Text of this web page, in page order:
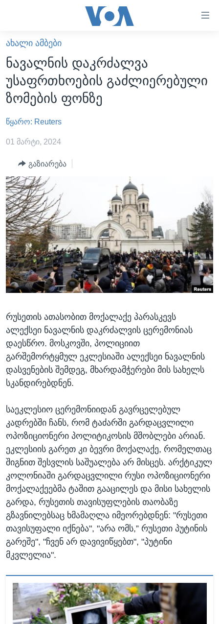
ხელმისაწვდომობისთვის
გადადით
მთავარზე
გადადით
მთავარ
ნავიგაციაზე
გადადით
ძიებაზე
ᲐᲮᲐᲚᲘ ᲐᲛᲑᲔᲑᲘ
ᲡᲐᲥᲐᲠᲗᲕᲔᲚᲝ
ᲐᲨᲨ
ᲐᲨᲨ-ᲘᲡ ᲐᲠᲩᲔᲕᲜᲔᲑᲘ 2024
ᲛᲡᲝᲤᲚᲘᲝ
ᲕᲘᲓᲔᲝᲔᲑᲘ
ᲒᲐᲓᲐᲪᲔᲛᲔᲑᲘ
ᲕᲐᲨᲘᲜᲒᲢᲝᲜᲘ ᲓᲦᲔᲡ
ᲮᲔᲓᲕᲐ ᲕᲐᲨᲘᲜᲒᲢᲝᲜᲘᲓᲐᲜ
ᲡᲢᲣᲓᲘᲐ ᲕᲐᲨᲘᲜᲒᲢᲝᲜᲘ
ᲡᲮᲕᲐ ᲡᲘᲐᲮᲚᲔᲔᲑᲘ
ᲞᲝᲚᲘᲢᲘᲙᲐ
ᲔᲙᲝᲜᲝᲛᲘᲙᲐ
ᲯᲐᲜᲛᲠᲗᲔᲚᲝᲑᲐ
ᲛᲔᲪᲜᲘᲔᲠᲔᲑᲐ
ᲘᲜᲢᲔᲠᲕᲘᲣ
ᲒᲐᲚᲘᲚᲔᲝ
ᲓᲔᲖᲘᲜᲤᲝᲠᲛᲐᲪᲘᲐ
ᲠᲣᲡᲔᲗᲘᲡ ᲨᲔᲭᲠᲐ ᲣᲙᲠᲐᲘᲜᲐᲨᲘ
Learning English
ᲗᲕᲐᲚᲘ ᲒᲕᲐᲓᲔᲕᲜᲔᲗ
ᲐᲮᲐᲚᲘ ᲐᲛᲑᲔᲑᲘ
ნავალნის დაკრძალვა
უსაფრთხოების გაძლიერებული
ზომების ფონზე
წყარო: Reuters
01 მარტი, 2024
გაზიარება
რუსეთის ათასობით მოქალაქე პარასკევს
ალექსეი ნავალნის დაკრძალვის ცერემონიას
დაესწრო. მოსკოვში, პოლიციით
გარშემორტყმულ ეკლესიაში ალექსეი ნავალნის
დასვენების შემდეგ, მხარდამჭერები მის სახელს
სკანდირებდნენ.
საეკლესიო ცერემონიიდან გავრცელებულ
კადრებში ჩანს, რომ ტაძარში გარდაცვლილი
ოპოზიციონერი პოლიტიკოსის მშობლები არიან.
ეკლესიის გარეთ კი ბევრი მოქალაქე, რომელთაც
შიგნით შესვლის საშუალება არ მისცეს. არქტიკულ
კოლონიაში გარდაცვლილი რუსი ოპოზიციონერი
მოქალაქეებმა ტაშით გააცილეს და მისი სახელის
გარდა, რუსეთის თავისუფლების თაობაზე
გზავნილებსაც ხმამაღლა იმეორებდნენ: "რუსეთი
თავისუფალი იქნება", "არა ომს,” რუსეთი პუტინის
გარეშე", "ჩვენ არ დავივიწყებთ", "პუტინი
მკვლელია".